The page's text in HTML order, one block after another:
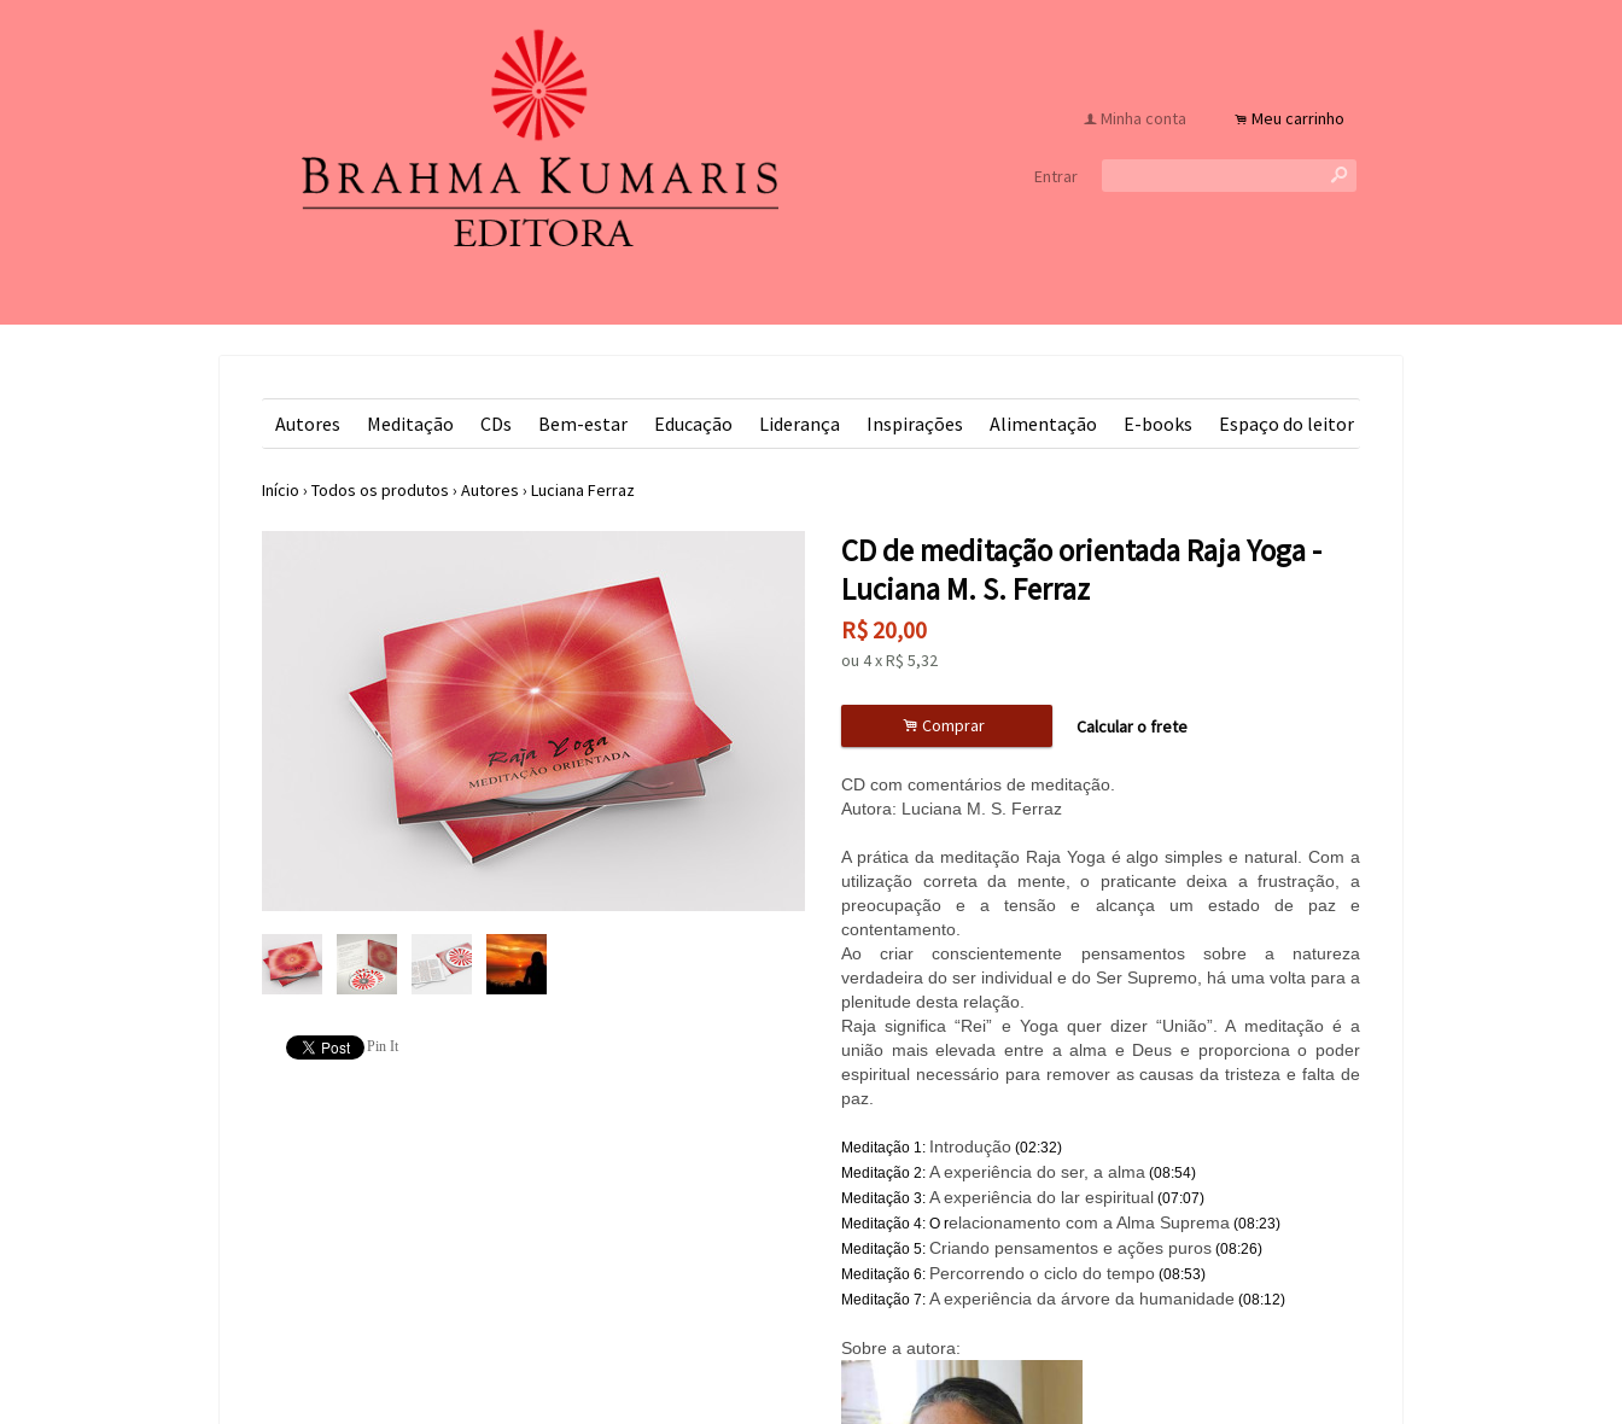
f Minha conta . Meu carrinho
Entrar s
Autores Meditação CDs Bem-estar Educação Liderança Inspirações Alimentação E-books Espaço do leitor
Início › Todos os produtos › Autores › Luciana Ferraz
Pin It
CD de meditação orientada Raja Yoga -
Luciana M. S. Ferraz
R$ 20,00
ou 4xR$ 5,32
. Comprar Calcular o frete
CD com comentários de meditação.
Autora: Luciana M. S. Ferraz
A prática da meditação Raja Yoga é algo simples e natural. Com a
utilização correta da mente, o praticante deixa a frustração, a
preocupação e a tensão e alcança um estado de paz e
contentamento.
Ao criar conscientemente pensamentos sobre a natureza
verdadeira do ser individual e do Ser Supremo, há uma volta para a
plenitude desta relação.
Raja significa “Rei” e Yoga quer dizer “União”. A meditação é a
união mais elevada entre a alma e Deus e proporciona o poder
espiritual necessário para remover as causas da tristeza e falta de
paz.
Meditação 1: Introdução (02:32)
Meditação 2: A experiência do ser, a alma (08:54)
Meditação 3: A experiência do lar espiritual (07:07)
Meditação 4: O relacionamento com a Alma Suprema (08:23)
Meditação 5: Criando pensamentos e ações puros (08:26)
Meditação 6: Percorrendo o ciclo do tempo (08:53)
Meditação 7: A experiência da árvore da humanidade (08:12)
Sobre a autora: